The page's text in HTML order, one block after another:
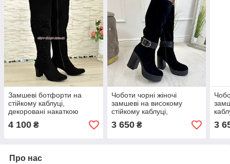
Замшеві ботфорти на
стійкому каблуці,
декоровані накаткою
4 100 ₴
Чоботи чорні жіночі
замшеві на високому
стійкому каблуці,
3 650₴ 3
Про нас